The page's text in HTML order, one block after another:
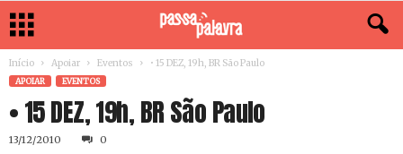
Início Apoiar Eventos • 15 DEZ, 19h, BR São Paulo
APOIAR EVENTOS
• 15 DEZ, 19h, BR São Paulo
13/12/2010 0